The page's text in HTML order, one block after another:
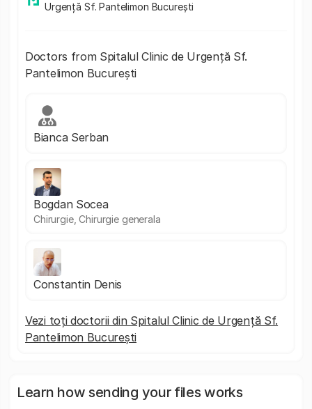
Urgență Sf. Pantelimon București
Doctors from Spitalul Clinic de Urgență Sf.
Pantelimon București
Bianca Serban
Bogdan Socea
Chirurgie, Chirurgie generala
Constantin Denis
Vezi toți doctorii din Spitalul Clinic de Urgență Sf.
Pantelimon București
Learn how sending your files works